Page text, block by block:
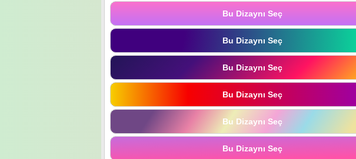
Bu Dizaynı Seç
Bu Dizaynı Seç
Bu Dizaynı Seç
Bu Dizaynı Seç
Bu Dizaynı Seç
Bu Dizaynı Seç